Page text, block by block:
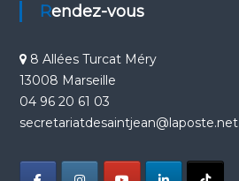
Rendez-vous
8 Allées Turcat Méry
13008 Marseille
04 96 20 61 03
secretariatdesaintjean@laposte.net